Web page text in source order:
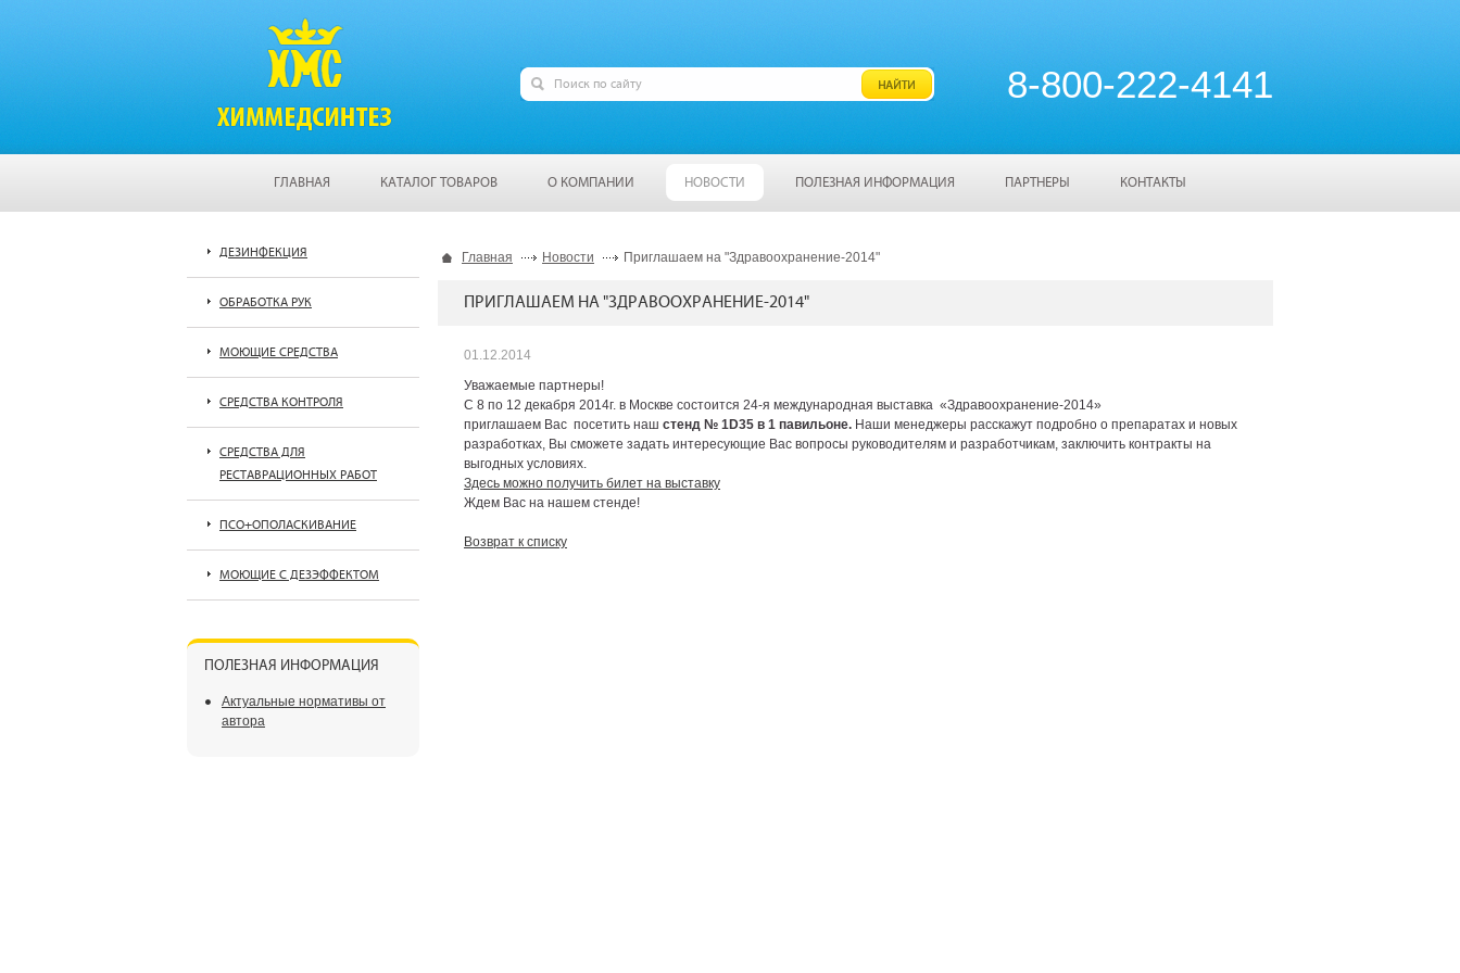
8-800-222-4141
ГЛАВНАЯ КАТАЛОГ ТОВАРОВ О КОМПАНИИ НОВОСТИ ПОЛЕЗНАЯ ИНФОРМАЦИЯ ПАРТНЕРЫ КОНТАКТЫ
Главная Новости Приглашаем на "Здравоохранение-2014"
ПРИГЛАШАЕМ НА "ЗДРАВООХРАНЕНИЕ-2014"
01.12.2014
Уважаемые партнеры!
С 8 по 12 декабря 2014г. в Москве состоится 24-я международная выставка «Здравоохранение-2014»
приглашаем Вас посетить наш стенд № 1D35 в 1 павильоне. Наши менеджеры расскажут подробно о препаратах и новых
разработках, Вы сможете задать интересующие Вас вопросы руководителям и разработчикам, заключить контракты на
выгодных условиях.
Здесь можно получить билет на выставку
Ждем Вас на нашем стенде!
Возврат к списку
ДЕЗИНФЕКЦИЯ
ОБРАБОТКА РУК
МОЮЩИЕ СРЕДСТВА
СРЕДСТВА КОНТРОЛЯ
СРЕДСТВА ДЛЯ
РЕСТАВРАЦИОННЫХ РАБОТ
ПСО+ОПОЛАСКИВАНИЕ
МОЮЩИЕ С ДЕЗЭФФЕКТОМ
ПОЛЕЗНАЯ ИНФОРМАЦИЯ
Актуальные нормативы от
автора